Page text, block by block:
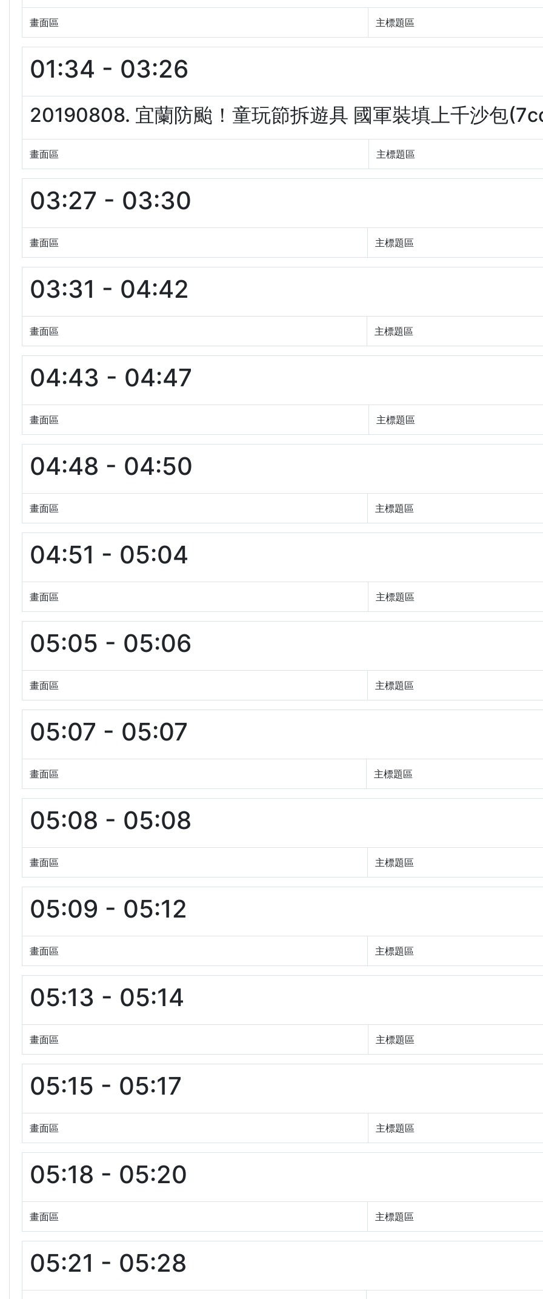
畫面區 主標題區
01:34 - 03:26
20190808. 宜蘭防颱！童玩節拆遊具 國軍裝填上千沙包
畫面區 主標題區
03:27 - 03:30
畫面區 主標題區
03:31 - 04:42
畫面區 主標題區
04:43 - 04:47
畫面區 主標題區
04:48 - 04:50
畫面區 主標題區
04:51 - 05:04
畫面區 主標題區
05:05 - 05:06
畫面區 主標題區
05:07 - 05:07
畫面區 主標題區
05:08 - 05:08
畫面區 主標題區
05:09 - 05:12
畫面區 主標題區
05:13 - 05:14
畫面區 主標題區
05:15 - 05:17
畫面區 主標題區
05:18 - 05:20
畫面區 主標題區
05:21 - 05:28